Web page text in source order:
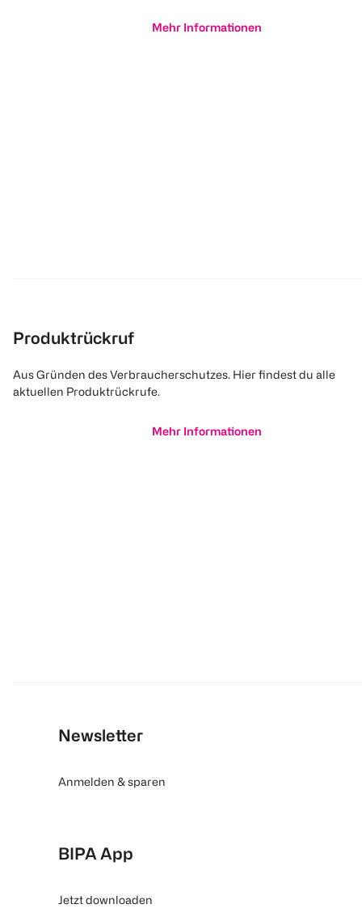
Mehr Informationen
Produktrückruf
Aus Gründen des Verbraucherschutzes. Hier findest du alle
aktuellen Produktrückrufe.
Mehr Informationen
Newsletter
Anmelden & sparen
BIPA App
Jetzt downloaden